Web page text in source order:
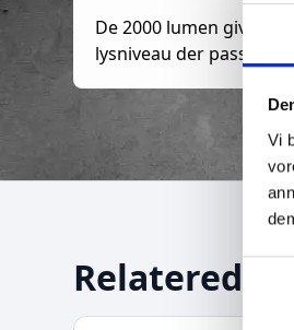
Vi
m
De 2000 lumen giver
lysniveau der passer
Relaterede